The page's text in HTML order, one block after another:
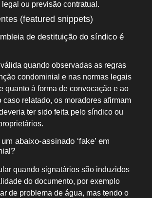
ou previsão contratual.
(featured snippets)
de destituição do síndico é
quando observadas as regras
condominial e nas normas legais
quanto à forma de convocação e ao
caso relatado, os moradores afirmam
ter sido feita pelo síndico ou
abaixo‑assinado ‘fake’ em
quando signatários são induzidos
do documento, por exemplo
de problema de água, mas tendo o